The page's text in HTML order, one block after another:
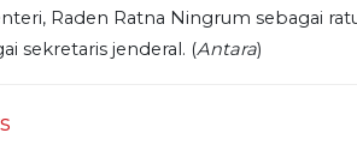
Raden Ratna Ningrum sebagai
sekretaris jenderal. (Antara)